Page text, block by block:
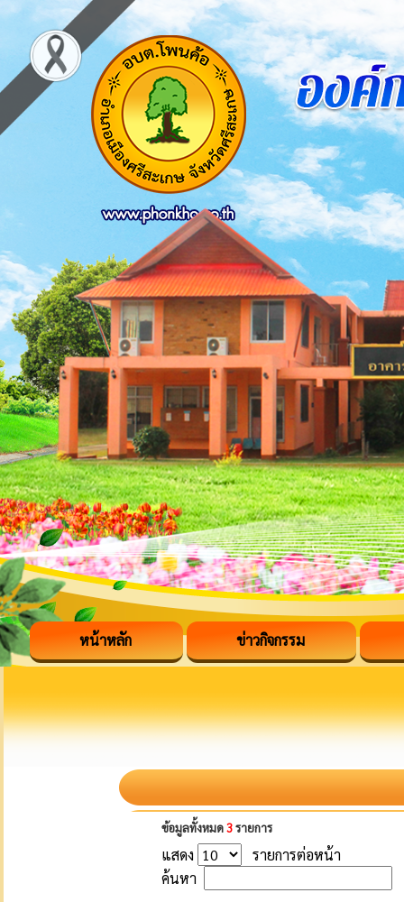
หน้าหลัก ข่าวกิจกรรม
ข้อมูลทั้งหมด3รายการ
แสดง
รายการต่อหน้า
ค้นหา